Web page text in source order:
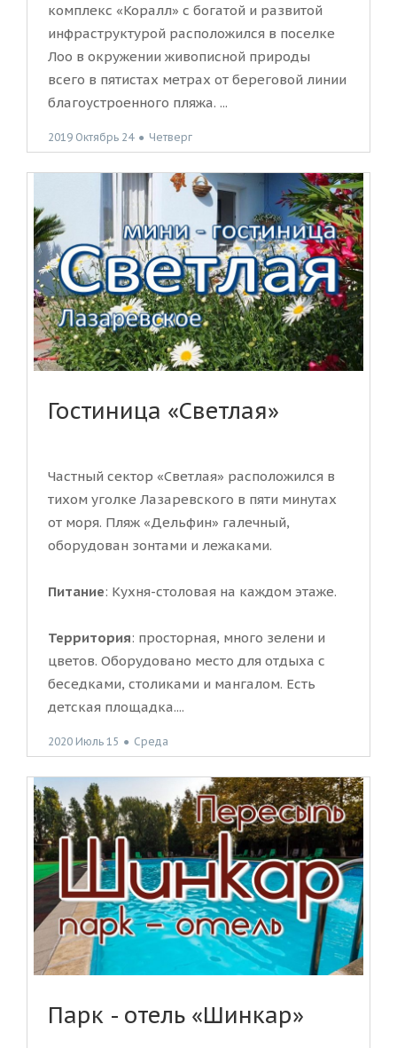
комплекс «Коралл» с богатой и развитой
инфраструктурой расположился в поселке
Лоо в окружении живописной природы
всего в пятистах метрах от береговой линии
благоустроенного пляжа. ...
2019 Октябрь 24 ● Четверг
Гостиница «Светлая»
Частный сектор «Светлая» расположился в
тихом уголке Лазаревского в пяти минутах
от моря. Пляж «Дельфин» галечный,
оборудован зонтами и лежаками.
Питание: Кухня-столовая на каждом этаже.
Территория: просторная, много зелени и
цветов. Оборудовано место для отдыха с
беседками, столиками и мангалом. Есть
детская площадка....
2020 Июль 15 ● Среда
Парк - отель «Шинкар»